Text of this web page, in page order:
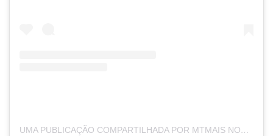
UMA PUBLICAÇÃO COMPARTILHADA POR MTMAIS NOTICIAS (@MTMAISMT)